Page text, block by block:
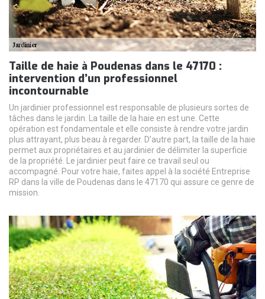
Taille de haie à Poudenas dans le 47170 :
intervention d’un professionnel
incontournable
Un jardinier professionnel est responsable de plusieurs sortes de
tâches dans le jardin. La taille de la haie en est une. Cette
opération est fondamentale et elle consiste à rendre votre jardin
plus attrayant, plus beau à regarder. D’autre part, la taille de la haie
permet aux propriétaires et au jardinier de délimiter la superficie
de la propriété. Le jardinier peut faire ce travail seul ou
accompagné. Pour votre haie, faites appel à la société Entreprise
RP dans la ville de Poudenas dans le 47170 qui assure ce genre de
mission.